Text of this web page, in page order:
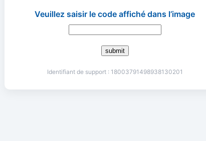
Veuillez saisir le code affiché dans l’image
submit
Identifiant de support : 18003791498938130201